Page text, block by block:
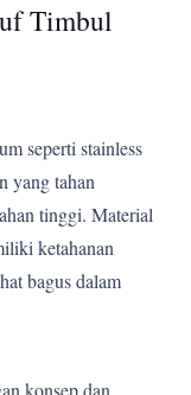
Timbul
seperti stainless
yang tahan
tinggi. Material
ketahanan
bagus dalam
konsep dan